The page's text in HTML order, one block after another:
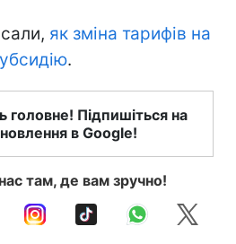
як зміна тарифів на
.
головне! Підпишіться на
в Google!
там, де вам зручно!